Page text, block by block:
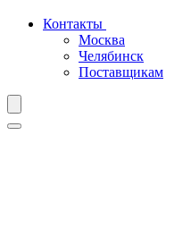
Контакты
Москва
Челябинск
Поставщикам